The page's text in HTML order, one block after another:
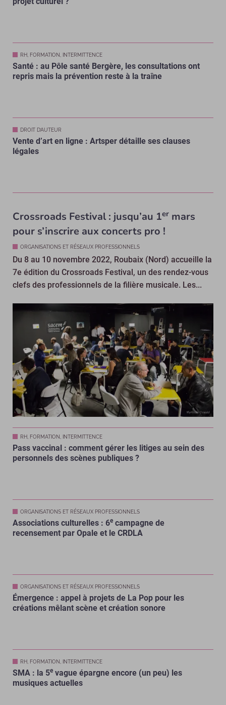
RH, FORMATION, INTERMITTENCE
Santé : au Pôle santé Bergère, les consultations ont
repris mais la prévention reste à la traîne
DROIT D’AUTEUR
Vente d’art en ligne : Artsper détaille ses clauses
légales
Crossroads Festival : jusqu’au 1er mars
pour s’inscrire aux concerts pro !
ORGANISATIONS ET RÉSEAUX PROFESSIONNELS
Du 8 au 10 novembre 2022, Roubaix (Nord) accueille la
7e édition du Crossroads Festival, un des rendez-vous
clefs des professionnels de la filière musicale. Les...
RH, FORMATION, INTERMITTENCE
Pass vaccinal : comment gérer les litiges au sein des
personnels des scènes publiques ?
ORGANISATIONS ET RÉSEAUX PROFESSIONNELS
Associations culturelles : 6e campagne de
recensement par Opale et le CRDLA
ORGANISATIONS ET RÉSEAUX PROFESSIONNELS
Émergence : appel à projets de La Pop pour les
créations mêlant scène et création sonore
RH, FORMATION, INTERMITTENCE
SMA : la 5e vague épargne encore (un peu) les
musiques actuelles